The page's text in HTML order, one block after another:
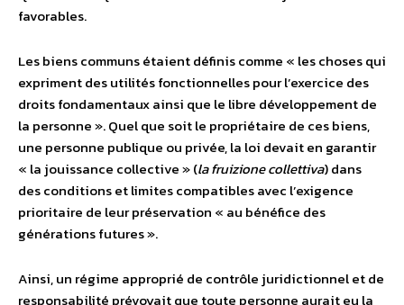
favorables.
Les biens communs étaient définis comme « les choses qui
expriment des utilités fonctionnelles pour l’exercice des
droits fondamentaux ainsi que le libre développement de
la personne ». Quel que soit le propriétaire de ces biens,
une personne publique ou privée, la loi devait en garantir
« la jouissance collective » (la fruizione collettiva) dans
des conditions et limites compatibles avec l’exigence
prioritaire de leur préservation « au bénéfice des
générations futures ».
Ainsi, un régime approprié de contrôle juridictionnel et de
responsabilité prévoyait que toute personne aurait eu la